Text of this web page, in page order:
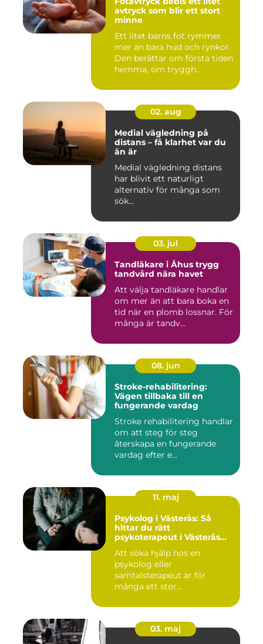
avtryck som blir ett stort
minne
Ett litet barns fot rymmer
mer än bara hud och rynkor.
Den berättar om första tiden
hemma, om tryggh...
02. aug
Medial vägledning på
distans – få klarhet var du
än är
Medial vägledning distans
har blivit ett naturligt
alternativ för många som
sök...
03. jul
Tandläkare i Åhus trygg
tandvård nära havet
Att välja tandläkare handlar
om mer än att bara boka en
tid när en plomb lossnar. För
många är tandv...
08. jun
Stroke-rehabilitering:
Vägen tillbaka till en
fungerande vardag
Stroke rehabilitering handlar
om att steg för steg
återskapa en fungerande
vardag efter e...
11. maj
Psykolog i Västerås: Så
hittar du rätt
psykoterapeut i Västerås
Att söka hjälp hos en
psykolog eller
samtalsterapeut är för
många ett stor...
03. maj